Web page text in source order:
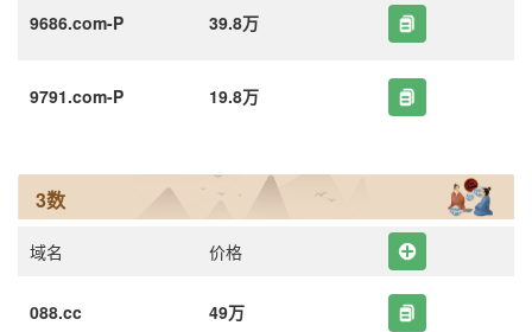
9686.com-P 39.8万
9791.com-P 19.8万
3数
域名 价格
088.cc 49万